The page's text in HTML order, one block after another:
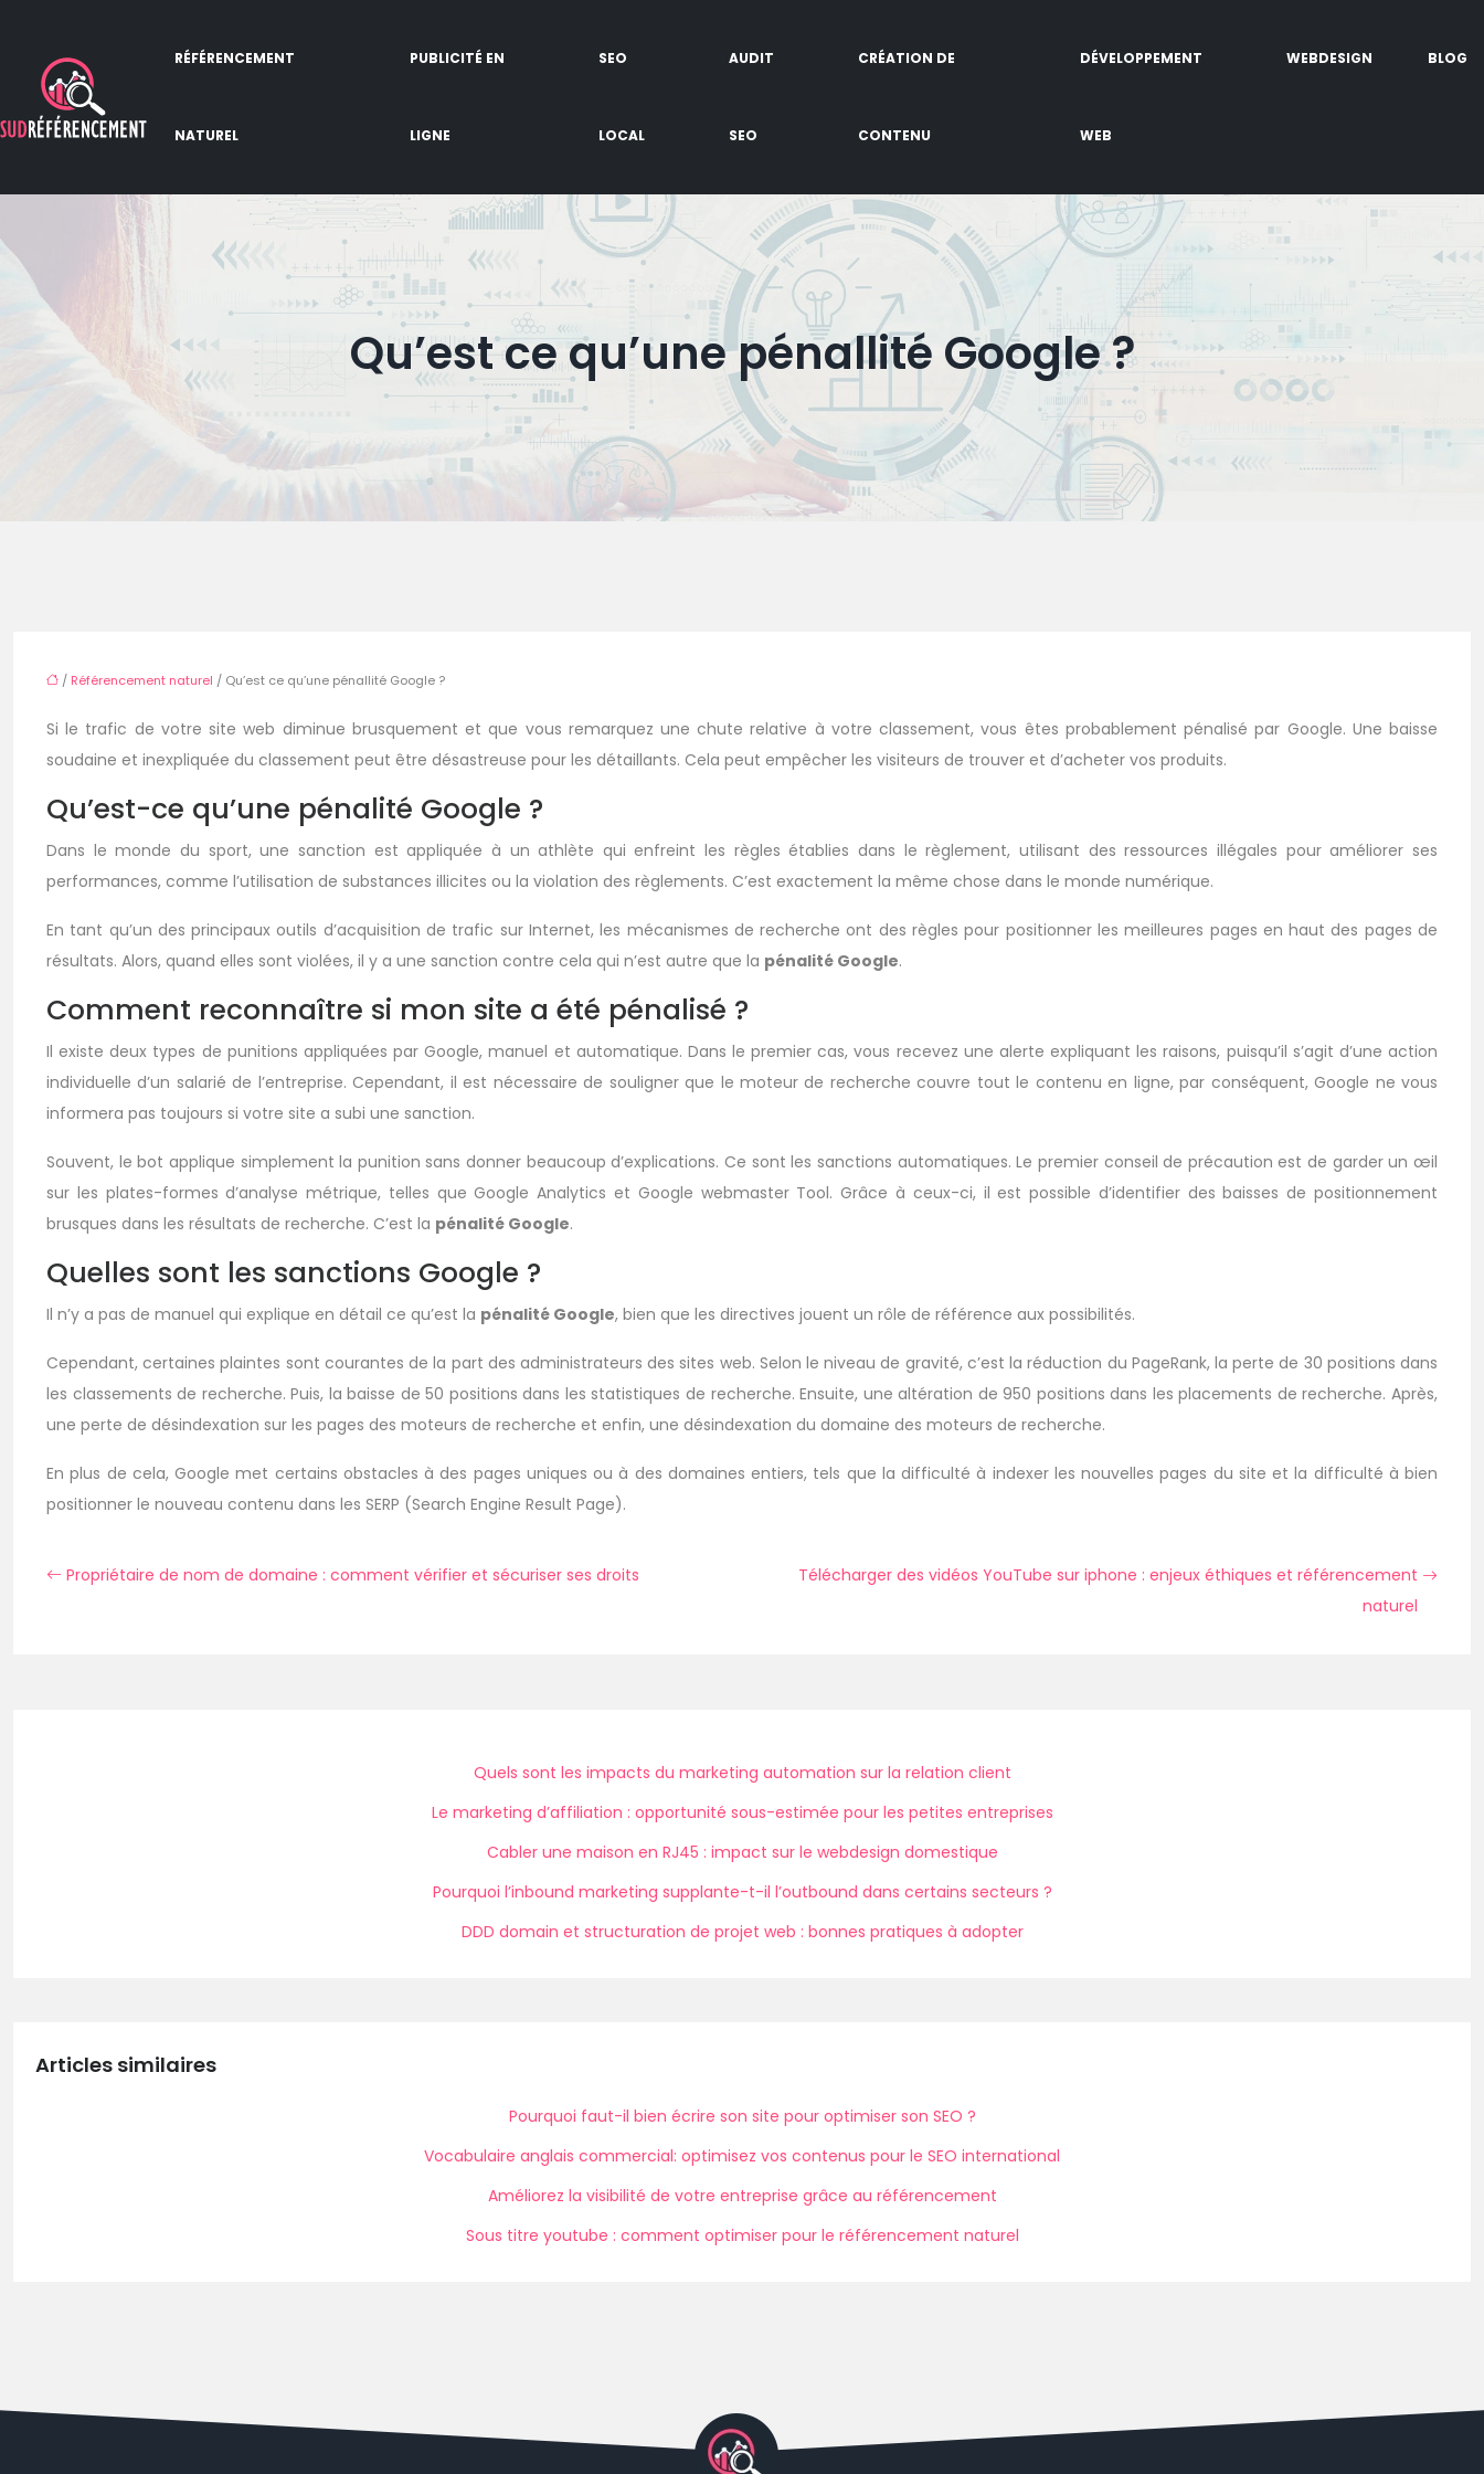
RÉFÉRENCEMENT
NATUREL
PUBLICITÉ EN
LIGNE
SEO
LOCAL
AUDIT
SEO
CRÉATION DE
CONTENU
DÉVELOPPEMENT
WEB
WEBDESIGN BLOG
Qu’est ce qu’une pénallité Google ?
/ Référencement naturel / Qu’est ce qu’une pénallité Google ?
Si le trafic de votre site web diminue brusquement et que vous remarquez une chute relative à votre classement, vous êtes probablement pénalisé par Google. Une baisse
soudaine et inexpliquée du classement peut être désastreuse pour les détaillants. Cela peut empêcher les visiteurs de trouver et d’acheter vos produits.
Qu’est-ce qu’une pénalité Google ?
Dans le monde du sport, une sanction est appliquée à un athlète qui enfreint les règles établies dans le règlement, utilisant des ressources illégales pour améliorer ses
performances, comme l’utilisation de substances illicites ou la violation des règlements. C’est exactement la même chose dans le monde numérique.
En tant qu’un des principaux outils d’acquisition de trafic sur Internet, les mécanismes de recherche ont des règles pour positionner les meilleures pages en haut des pages de
résultats. Alors, quand elles sont violées, il y a une sanction contre cela qui n’est autre que la pénalité Google.
Comment reconnaître si mon site a été pénalisé ?
Il existe deux types de punitions appliquées par Google, manuel et automatique. Dans le premier cas, vous recevez une alerte expliquant les raisons, puisqu’il s’agit d’une action
individuelle d’un salarié de l’entreprise. Cependant, il est nécessaire de souligner que le moteur de recherche couvre tout le contenu en ligne, par conséquent, Google ne vous
informera pas toujours si votre site a subi une sanction.
Souvent, le bot applique simplement la punition sans donner beaucoup d’explications. Ce sont les sanctions automatiques. Le premier conseil de précaution est de garder un œil
sur les plates-formes d’analyse métrique, telles que Google Analytics et Google webmaster Tool. Grâce à ceux-ci, il est possible d’identifier des baisses de positionnement
brusques dans les résultats de recherche. C’est la pénalité Google.
Quelles sont les sanctions Google ?
Il n’y a pas de manuel qui explique en détail ce qu’est la pénalité Google, bien que les directives jouent un rôle de référence aux possibilités.
Cependant, certaines plaintes sont courantes de la part des administrateurs des sites web. Selon le niveau de gravité, c’est la réduction du PageRank, la perte de 30 positions dans
les classements de recherche. Puis, la baisse de 50 positions dans les statistiques de recherche. Ensuite, une altération de 950 positions dans les placements de recherche. Après,
une perte de désindexation sur les pages des moteurs de recherche et enfin, une désindexation du domaine des moteurs de recherche.
En plus de cela, Google met certains obstacles à des pages uniques ou à des domaines entiers, tels que la difficulté à indexer les nouvelles pages du site et la difficulté à bien
positionner le nouveau contenu dans les SERP (Search Engine Result Page).
Propriétaire de nom de domaine : comment vérifier et sécuriser ses droits
Télécharger des vidéos YouTube sur iphone : enjeux éthiques et référencement
naturel
Quels sont les impacts du marketing automation sur la relation client
Le marketing d’affiliation : opportunité sous-estimée pour les petites entreprises
Cabler une maison en RJ45 : impact sur le webdesign domestique
Pourquoi l’inbound marketing supplante-t-il l’outbound dans certains secteurs ?
DDD domain et structuration de projet web : bonnes pratiques à adopter
Articles similaires
Pourquoi faut-il bien écrire son site pour optimiser son SEO ?
Vocabulaire anglais commercial: optimisez vos contenus pour le SEO international
Améliorez la visibilité de votre entreprise grâce au référencement
Sous titre youtube : comment optimiser pour le référencement naturel